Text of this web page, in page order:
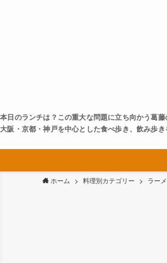
本日のランチは？この重大な問題に立ち向かう葛藤
大阪・京都・神戸を中心とした食べ歩き、飲み歩き
ホーム 料理別カテゴリー ラー